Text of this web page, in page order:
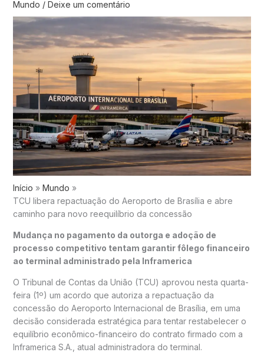
Mundo / Deixe um comentário
Início
Mundo
TCU libera repactuação do Aeroporto de Brasília e abre
caminho para novo reequilíbrio da concessão
Mudança no pagamento da outorga e adoção de
processo competitivo tentam garantir fôlego financeiro
ao terminal administrado pela Inframerica
O Tribunal de Contas da União (TCU) aprovou nesta quarta-
feira (1º) um acordo que autoriza a repactuação da
concessão do Aeroporto Internacional de Brasília, em uma
decisão considerada estratégica para tentar restabelecer o
equilíbrio econômico-financeiro do contrato firmado com a
Inframerica S.A., atual administradora do terminal.